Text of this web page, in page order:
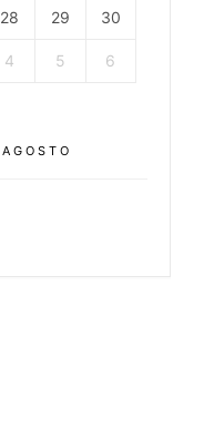
28 29 30
4 5 6
AGOSTO